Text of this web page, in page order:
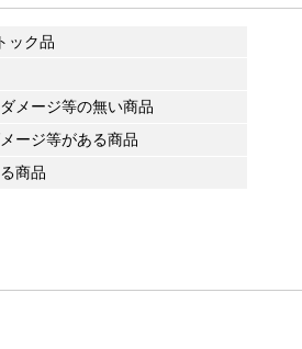
ック品
メージ等の無い商品
ージ等がある商品
商品